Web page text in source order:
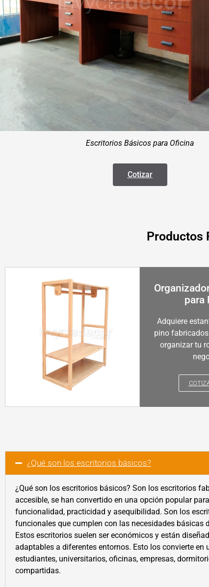
Escritorios Básicos para Oficina
Cotizar
Productos
para
Adquiere
pino
organizar tu
¿Qué son los escritorios básicos?
¿Qué son los escritorios básicos? Son los escritorios
accesible, se han convertido en una opción popular
funcionalidad, practicidad y asequibilidad. Son los
funcionales que cumplen con las necesidades básicas
Estos escritorios suelen ser económicos y están
adaptables a diferentes entornos. Esto los convierte en
estudiantes, universitarios, oficinas, empresas,
compartidas.